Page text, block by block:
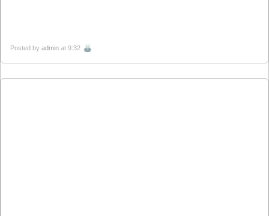
Posted by admin at 9:32